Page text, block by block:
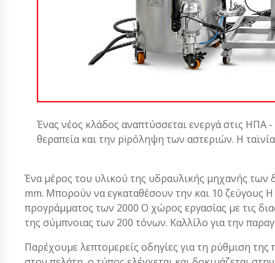
Ένας νέος κλάδος αναπτύσσεται ενεργά στις ΗΠΑ -
θεραπεία και την piρόληψη των αστεριών. Η
Ένα μέρος του υλικού της υδραυλικής μηχανής των
mm. Μπορούν να εγκαταθέσουν την και 10 ζεύγους
προγράμματος των 2000 Ο χώρος εργασίας με τις
της σύμπνοιας των 200 τόνων. Καλλίλο για την
Παρέχουμε λεπτομερείς οδηγίες για τη ρύθμιση